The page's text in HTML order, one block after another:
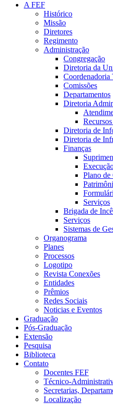
A FEF
Histórico
Missão
Diretores
Regimento
Administração
Congregação
Diretoria da
Coordenadoria
Comissões
Departamentos
Diretoria
Diretoria de
Diretoria de
Finanças
Plano de
Serviços
Brigada de
Serviços
Sistemas de
Organograma
Planes
Processos
Logotipo
Revista Conexões
Entidades
Prêmios
Redes Sociais
Noticias e Eventos
Graduação
Pós-Graduação
Extensão
Pesquisa
Biblioteca
Contato
Docentes FEF
Técnico-
Secretarias,
Localização